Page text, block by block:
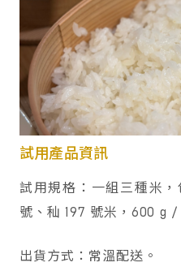
試用產品資訊
試用規格：一組三種米
號、秈 197 號米，600 g /
出貨方式：常溫配送。